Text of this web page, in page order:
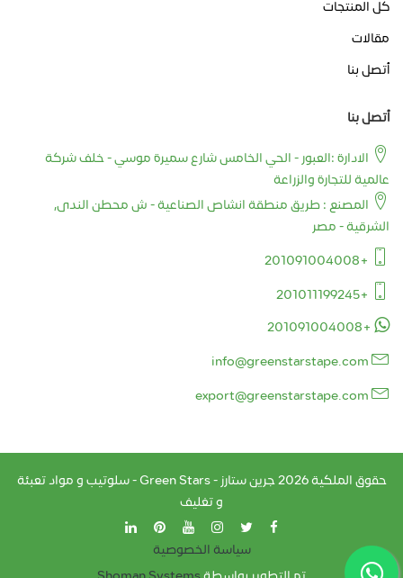
كل المنتجات
مقالات
أتصل بنا
أتصل بنا
الادارة :العبور - الحي الخامس شارع سميرة موسي - خلف شركة
عالمية للتجارة والزراعة
المصنع : طريق منطقة انشاص الصناعية - ش محطن الندى,
الشرقية - مصر
+201091004008
+201011199245
+201091004008
info@greenstarstape.com
export@greenstarstape.com
حقوق الملكية2026
جرين ستارز - Green Stars - سلوتيب و مواد تعبئة
و تغليف
سياسة الخصوصية